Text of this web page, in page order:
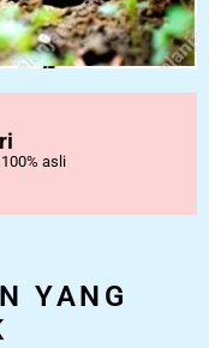
asli
YANG